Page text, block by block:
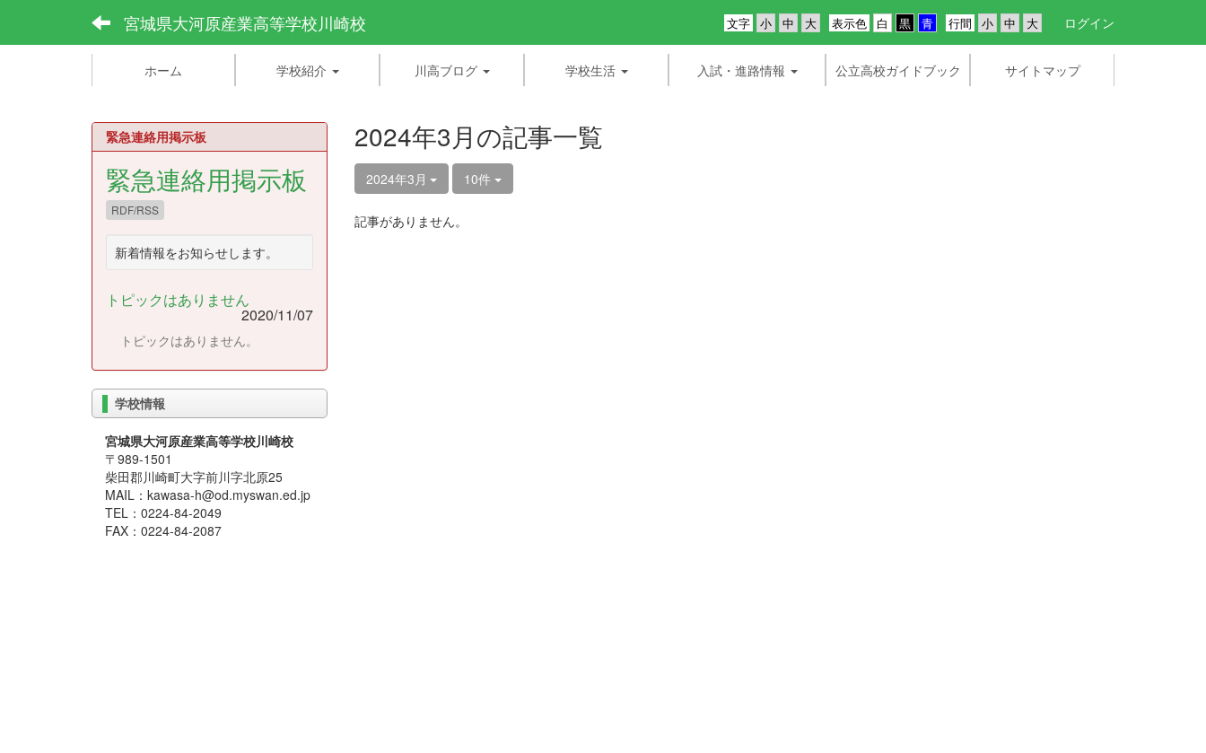
宮城県大河原産業高等学校川崎校 行間
表示色
文字 ログイン
ホーム 学校紹介 川高ブログ 学校生活 入試・進路情報 公立高校ガイドブック サイトマップ
2024年3月の記事一覧
2024年3月 10件
記事がありません。
緊急連絡用掲示板
緊急連絡用掲示板
RDF/RSS
新着情報をお知らせします。
トピックはありません
2020/11/07
トピックはありません。
学校情報
宮城県大河原産業高等学校川崎校
〒989-1501
柴田郡川崎町大字前川字北原25
MAIL：kawasa-h@od.myswan.ed.jp
TEL：0224-84-2049
FAX：0224-84-2087